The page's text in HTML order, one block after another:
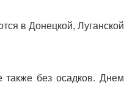
в Донецкой, Луганской
также без осадков. Днем